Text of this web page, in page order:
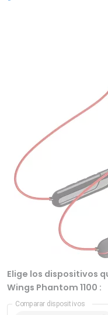
Elige los dispositivos
Wings Phantom 1100 :
Comparar dispositivos